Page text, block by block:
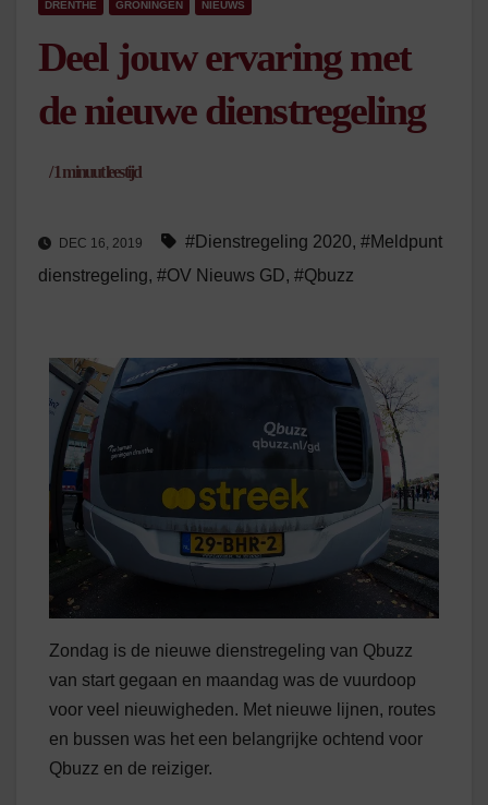
DRENTHE GRONINGEN NIEUWS
Deel jouw ervaring met
de nieuwe dienstregeling
/1 minuut leestijd
DEC 16, 2019 #Dienstregeling 2020, #Meldpunt
dienstregeling, #OV Nieuws GD, #Qbuzz
Zondag is de nieuwe dienstregeling van Qbuzz
van start gegaan en maandag was de vuurdoop
voor veel nieuwigheden. Met nieuwe lijnen, routes
en bussen was het een belangrijke ochtend voor
Qbuzz en de reiziger.